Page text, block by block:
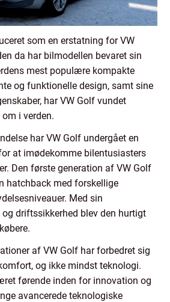
som en erstatning for VW
da har bilmodellen bevaret sin
mest populære kompakte
og funktionelle design, samt sine
har VW Golf vundet
i verden.
har VW Golf undergået en
at imødekomme bilentusiasters
Den første generation af VW Golf
hatchback med forskellige
Med sin
driftssikkerhed blev den hurtigt
af VW Golf har forbedret sig
og ikke mindst teknologi.
førende inden for innovation og
avancerede teknologiske